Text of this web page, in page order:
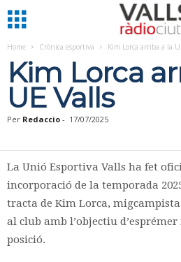
Home Crònica esportiva Kim Lorca arriba a la
Kim Lorca
UE Valls
Per Redaccio - 17/07/2025
La Unió Esportiva Valls ha fet
incorporació de la temporada
tracta de Kim Lorca,
al club amb l’objectiu
posició.